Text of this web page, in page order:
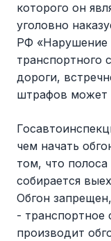
которого он
уголовно
РФ «Нарушение
транспортного
дороги,
штрафов может
чем начать
том, что
собирается
Обгон
- транспортное
производит